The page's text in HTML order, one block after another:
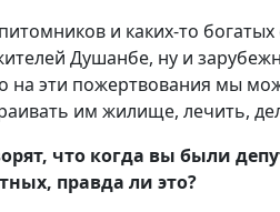
и каких-то
Душанбе, ну и
на эти пожертвования мы
им жилище, лечить,
что когда вы были
правда ли это?